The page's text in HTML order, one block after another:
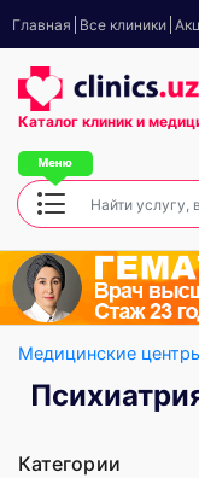
Главная Все клиники
Каталог клиник и
Медицинские
Категории